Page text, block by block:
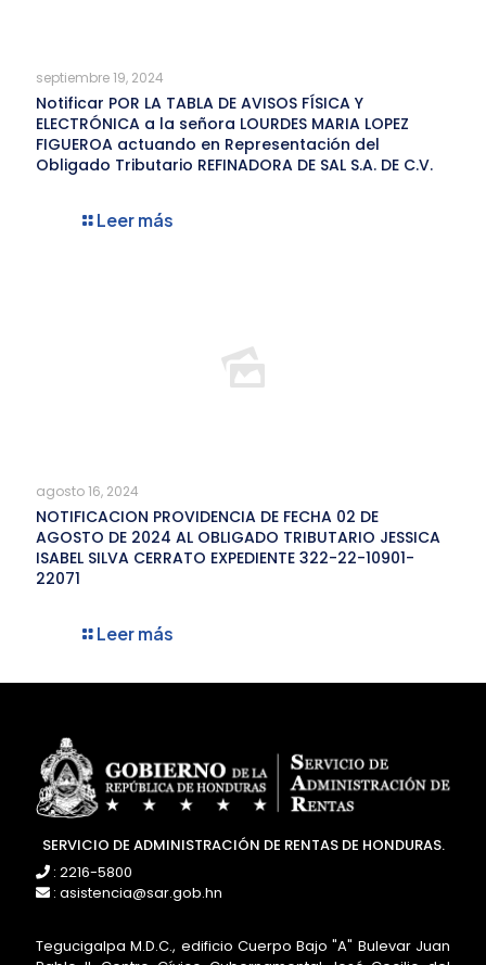
septiembre 19, 2024
Notificar POR LA TABLA DE AVISOS FÍSICA Y
ELECTRÓNICA a la señora LOURDES MARIA LOPEZ
FIGUEROA actuando en Representación del
Obligado Tributario REFINADORA DE SAL S.A. DE C.V.
Leer más
agosto 16, 2024
NOTIFICACION PROVIDENCIA DE FECHA 02 DE
AGOSTO DE 2024 AL OBLIGADO TRIBUTARIO JESSICA
ISABEL SILVA CERRATO EXPEDIENTE 322-22-10901-
22071
Leer más
SERVICIO DE ADMINISTRACIÓN DE RENTAS DE HONDURAS.
: 2216-5800
: asistencia@sar.gob.hn
Tegucigalpa M.D.C., edificio Cuerpo Bajo "A" Bulevar Juan